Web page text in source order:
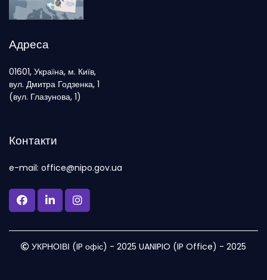
Адреса
01601, Україна, м. Київ,
вул. Дмитра Годзенка, 1
(вул. Глазунова, 1)
Контакти
e-mail: office@nipo.gov.ua
УКРНОІВІ (IP офіс) - 2025 UANIPIO (IP Office) - 2025